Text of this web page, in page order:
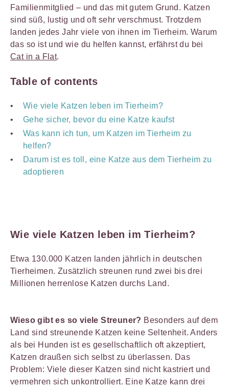
Familienmitglied – und das mit gutem Grund. Katzen
sind süß, lustig und oft sehr verschmust. Trotzdem
landen jedes Jahr viele von ihnen im Tierheim. Warum
das so ist und wie du helfen kannst, erfährst du bei
Cat in a Flat.
Table of contents
Wie viele Katzen leben im Tierheim?
Gehe sicher, bevor du eine Katze kaufst
Was kann ich tun, um Katzen im Tierheim zu
helfen?
Darum ist es toll, eine Katze aus dem Tierheim zu
adoptieren
Wie viele Katzen leben im Tierheim?
Etwa 130.000 Katzen landen jährlich in deutschen
Tierheimen. Zusätzlich streunen rund zwei bis drei
Millionen herrenlose Katzen durchs Land.
Wieso gibt es so viele Streuner? Besonders auf dem
Land sind streunende Katzen keine Seltenheit. Anders
als bei Hunden ist es gesellschaftlich oft akzeptiert,
Katzen draußen sich selbst zu überlassen. Das
Problem: Viele dieser Katzen sind nicht kastriert und
vermehren sich unkontrolliert. Eine Katze kann drei